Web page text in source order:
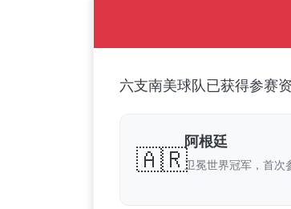
六支南美球队已获得参赛
🇦🇷
阿根廷
卫冕世界冠军，首次